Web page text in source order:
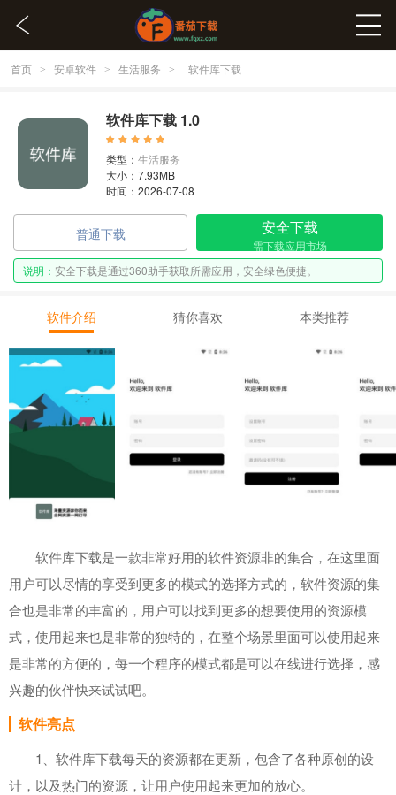
首页 > 安卓软件 > 生活服务 > 软件库下载
软件库下载 1.0
类型： 生活服务
大小：7.93MB
时间：2026-07-08
普通下载 安全下载
需下载应用市场
说明： 安全下载是通过360助手获取所需应用，安全绿色便捷。
软件介绍 猜你喜欢 本类推荐
软件库下载是一款非常好用的软件资源非的集合，在这里面
用户可以尽情的享受到更多的模式的选择方式的，软件资源的集
合也是非常的丰富的，用户可以找到更多的想要使用的资源模
式，使用起来也是非常的独特的，在整个场景里面可以使用起来
是非常的方便的，每一个程序的模式都是可以在线进行选择，感
兴趣的伙伴快来试试吧。
软件亮点
1、软件库下载每天的资源都在更新，包含了各种原创的设
计，以及热门的资源，让用户使用起来更加的放心。